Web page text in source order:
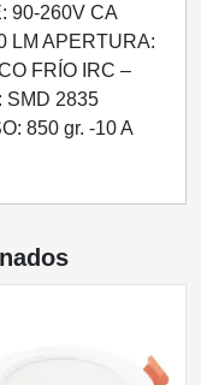
90-260V CA
LM APERTURA:
FRÍO IRC –
SMD 2835
850 gr. -10 A